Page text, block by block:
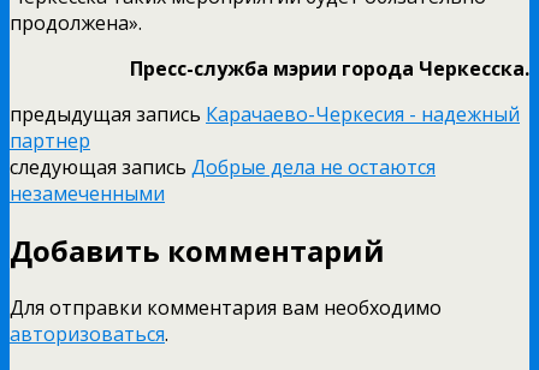
продолжена».
Пресс-служба мэрии города Черкесска.
предыдущая запись Карачаево-Черкесия - надежный
партнер
следующая запись Добрые дела не остаются
незамеченными
Добавить комментарий
Для отправки комментария вам необходимо
авторизоваться.